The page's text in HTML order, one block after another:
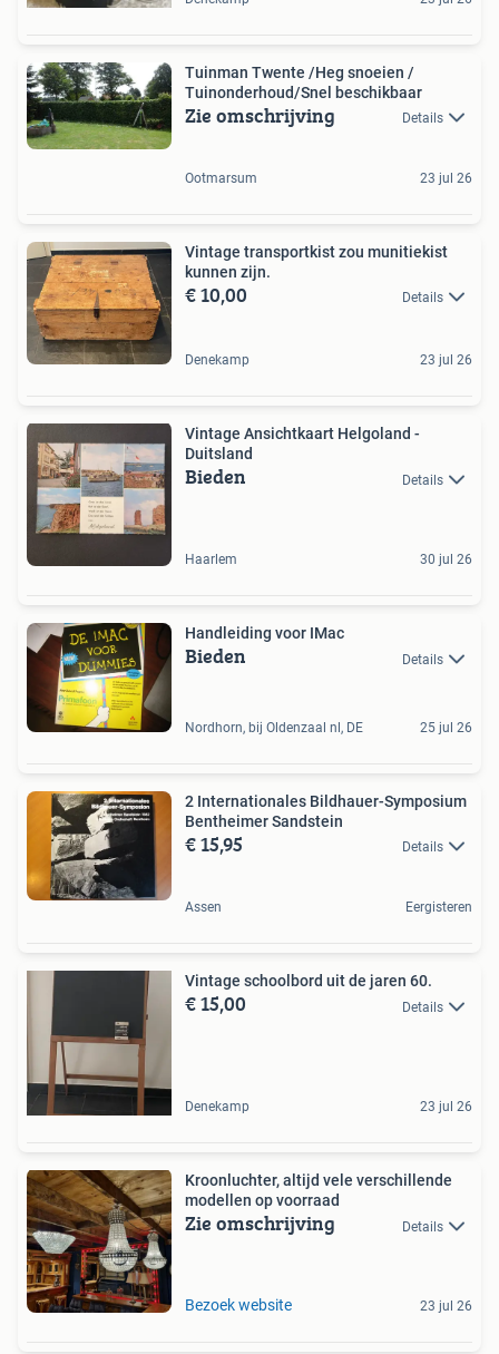
Tuinman Twente /Heg snoeien /
Tuinonderhoud/Snel beschikbaar
Zie omschrijving Details
Ootmarsum 23 jul 26
Vintage transportkist zou munitiekist
kunnen zijn.
€ 10,00 Details
Denekamp 23 jul 26
Vintage Ansichtkaart Helgoland -
Duitsland
Bieden Details
Haarlem 30 jul 26
Handleiding voor IMac
Bieden Details
Nordhorn, bij Oldenzaal nl, DE 25 jul 26
2 Internationales Bildhauer-Symposium
Bentheimer Sandstein
€ 15,95 Details
Assen Eergisteren
Vintage schoolbord uit de jaren 60.
€ 15,00 Details
Denekamp 23 jul 26
Kroonluchter, altijd vele verschillende
modellen op voorraad
Zie omschrijving Details
Bezoek website 23 jul 26